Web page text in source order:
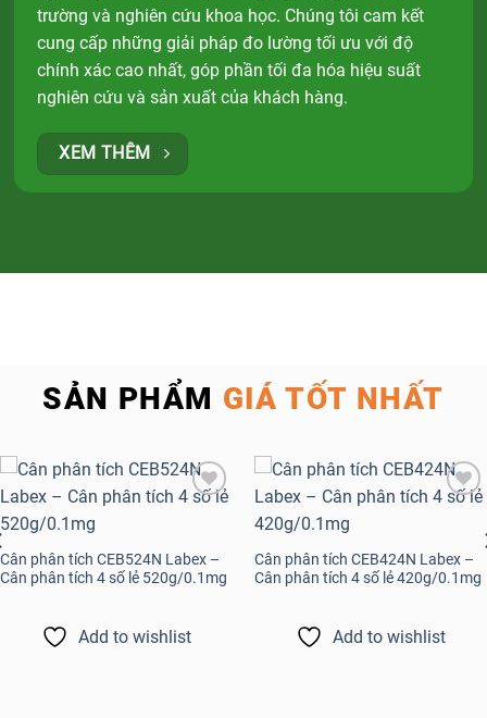
trường và nghiên cứu khoa học. Chúng tôi cam kết
cung cấp những giải pháp đo lường tối ưu với độ
chính xác cao nhất, góp phần tối đa hóa hiệu suất
nghiên cứu và sản xuất của khách hàng.
XEM THÊM
SẢN PHẨM GIÁ TỐT NHẤT
Cân phân tích CEB524N Labex –
Cân phân tích 4 số lẻ 520g/0.1mg
Add to wishlist
Cân phân tích CEB424N Labex –
Cân phân tích 4 số lẻ 420g/0.1mg
Add to wishlist